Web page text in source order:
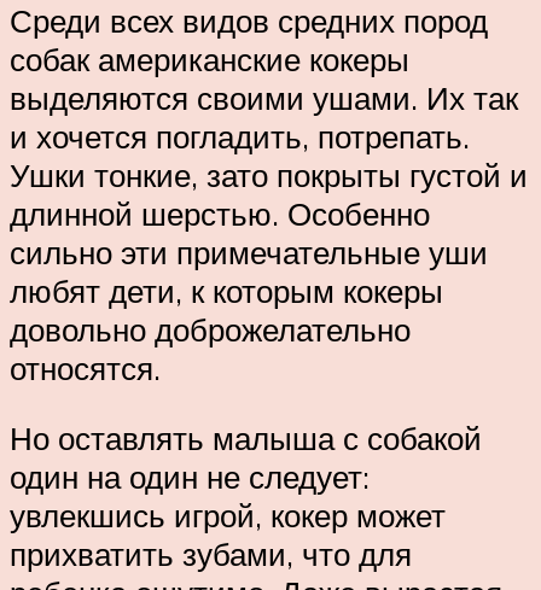
Среди всех видов средних пород
собак американские кокеры
выделяются своими ушами. Их так
и хочется погладить, потрепать.
Ушки тонкие, зато покрыты густой и
длинной шерстью. Особенно
сильно эти примечательные уши
любят дети, к которым кокеры
довольно доброжелательно
относятся.
Но оставлять малыша с собакой
один на один не следует:
увлекшись игрой, кокер может
прихватить зубами, что для